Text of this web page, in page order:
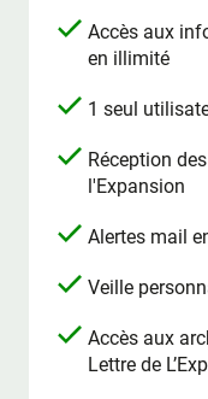
Accès aux
en illimité
1 seul
Réception
l'Expansion
Alertes mail
Veille
Accès aux
Lettre de